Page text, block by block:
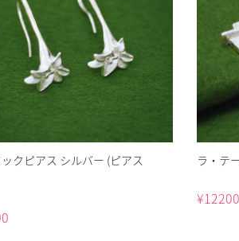
クピアス シルバー (ピアス
ラ・テ
¥12200